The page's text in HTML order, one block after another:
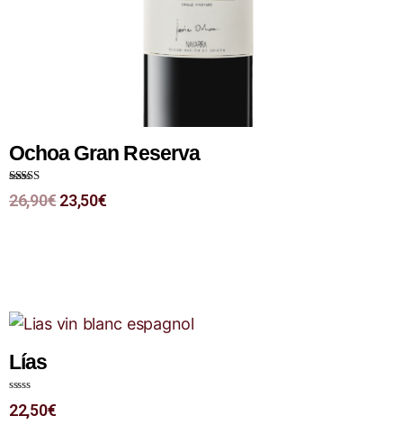
Ochoa Gran Reserva
Note4.00
sur 5
26,90€ 23,50€
Lías
N
o
22,50€